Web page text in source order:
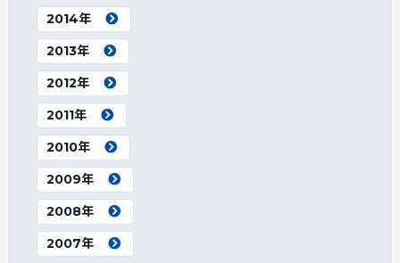
2014年
2013年
2012年
2011年
2010年
2009年
2008年
2007年